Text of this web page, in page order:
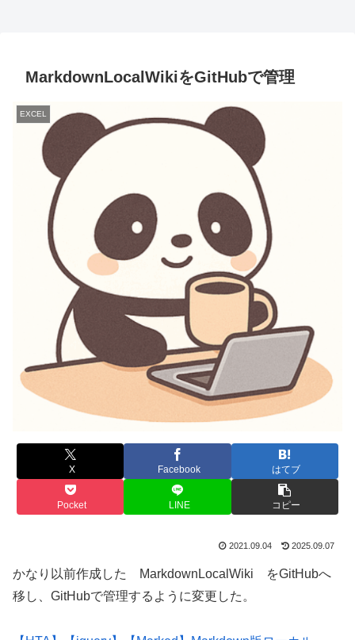
MarkdownLocalWikiをGitHubで管理
EXCEL
X Facebook はてブ
Pocket LINE コピー
2021.09.04 2025.09.07
かなり以前作成した MarkdownLocalWiki をGitHubへ
移し、GitHubで管理するように変更した。